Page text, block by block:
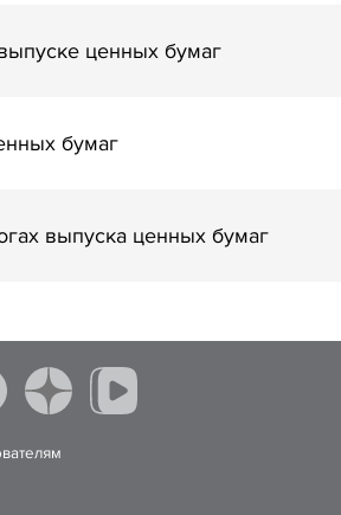
ценных бумаг
бумаг
выпуска ценных бумаг